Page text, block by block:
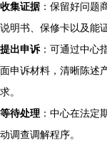
收集证据：保留好问题
说明书、保修卡以及能
提出申诉 ：可通过中心
面申诉材料，清晰陈述
求。
等待处理 ：中心在法定
动调查调解程序。